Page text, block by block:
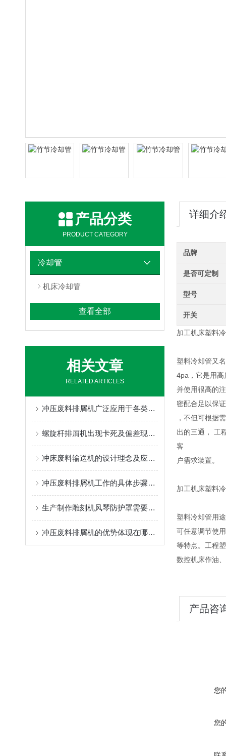
产品分类
PRODUCT CATEGORY
冷却管
机床冷却管
查看全部
相关文章
RELATED ARTICLES
冲压废料排屑机广泛应用于各类数控机床加工中心
螺旋杆排屑机出现卡死及偏差现象的处理方法
冲床废料输送机的设计理念及应用场景
冲压废料排屑机工作的具体步骤介绍
生产制作雕刻机风琴防护罩需要按照要求
冲压废料排屑机的优势体现在哪些方面？
详细介
品牌
是否可定制
型号
开关
加工机床塑料
塑料冷却管又
4pa，它是用高
并使用很高的
密配合足以保
，不但可根据
出的三通， 工
客
户需求装置。
加工机床塑料
塑料冷却管用
可任意调节使
等特点。工程
数控机床作油
产品咨
您
您